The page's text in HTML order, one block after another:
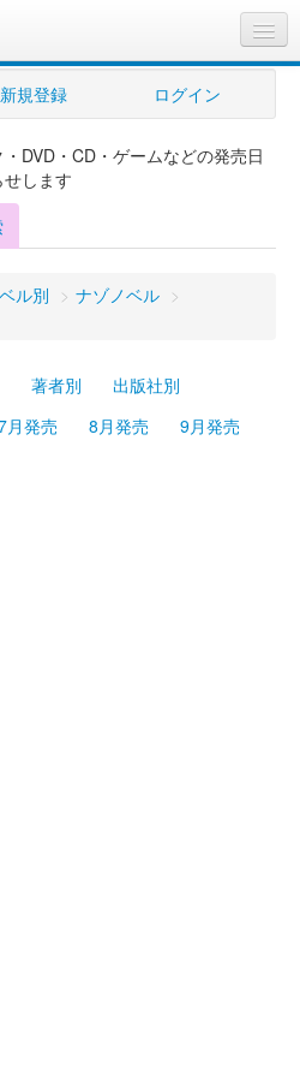
新規登録 ログイン
DVD・CD・ゲームなどの発売日
します
ル別 > ナゾノベル >
著者別
出版社別
月発売 8月発売
9月発売